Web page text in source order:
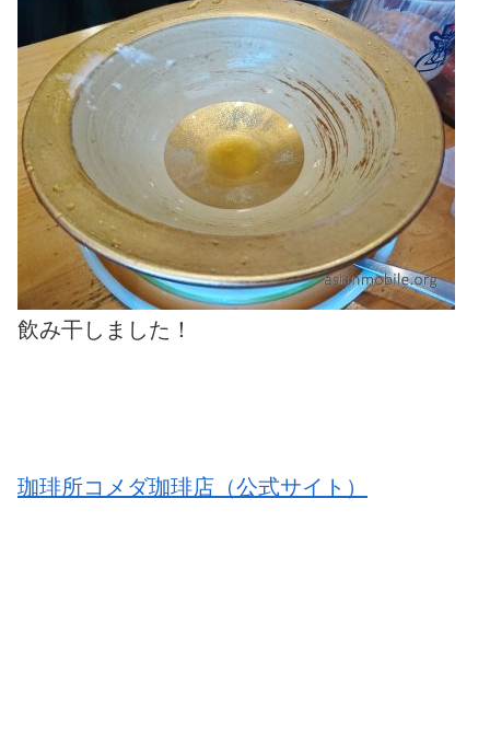
飲み干しました！
珈琲所コメダ珈琲店（公式サイト）